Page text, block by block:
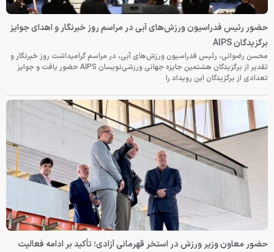
حضور رئیس فدراسیون ورزش‌های آبی در مراسم روز خبرنگار و اهدای جوایز
برگزیدگان AIPS
محسن رضوانی، رئیس فدراسیون ورزش‌های آبی، در مراسم گرامیداشت روز خبرنگار و
تقدیر از برگزیدگان هشتمین جایزه جهانی ورزشی‌نویسان AIPS حضور یافت و جوایز
تعدادی از برگزیدگان این رویداد را
حضور معاون وزیر ورزش در استخر قهرمانی آزادی؛ تأکید بر ادامه فعالیت